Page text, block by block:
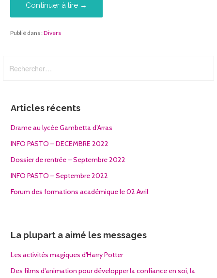
Continuer à lire →
Publié dans :Divers
Articles récents
Drame au lycée Gambetta d’Arras
INFO PASTO – DECEMBRE 2022
Dossier de rentrée – Septembre 2022
INFO PASTO – Septembre 2022
Forum des formations académique le 02 Avril
La plupart a aimé les messages
Les activités magiques d'Harry Potter
Des films d'animation pour développer la confiance en soi, la